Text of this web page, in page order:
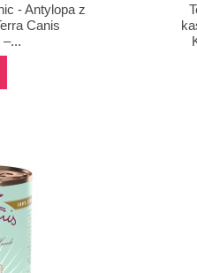
- Antylopa z
Canis
–...